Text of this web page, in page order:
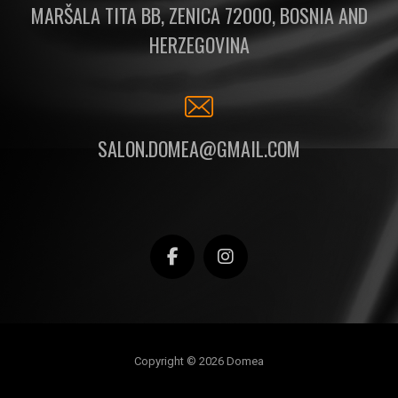
MARŠALA TITA BB, ZENICA 72000, BOSNIA AND
HERZEGOVINA
SALON.DOMEA@GMAIL.COM
Copyright © 2026 Domea